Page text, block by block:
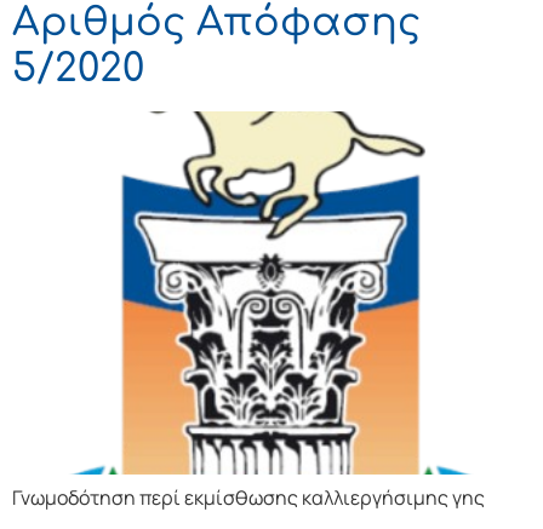
Αριθμός Απόφασης
5/2020
Γνωμοδότηση περί εκμίσθωσης καλλιεργήσιμης γης